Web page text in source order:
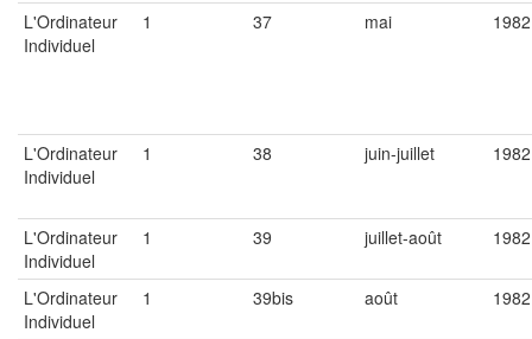
L'Ordinateur
Individuel
1 37 mai 1982
L'Ordinateur
Individuel
1 38 juin-juillet 1982
L'Ordinateur
Individuel
1 39 juillet-août 1982
L'Ordinateur
Individuel
1 39bis août 1982